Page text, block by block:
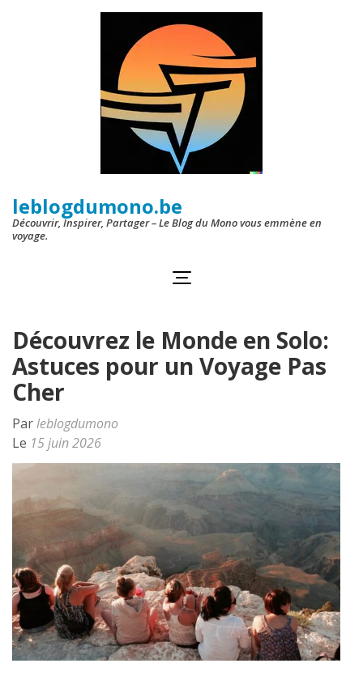
leblogdumono.be
Découvrir, Inspirer, Partager – Le Blog du Mono vous emmène en
voyage.
Découvrez le Monde en Solo:
Astuces pour un Voyage Pas
Cher
Parleblogdumono
Le 15 juin 2026